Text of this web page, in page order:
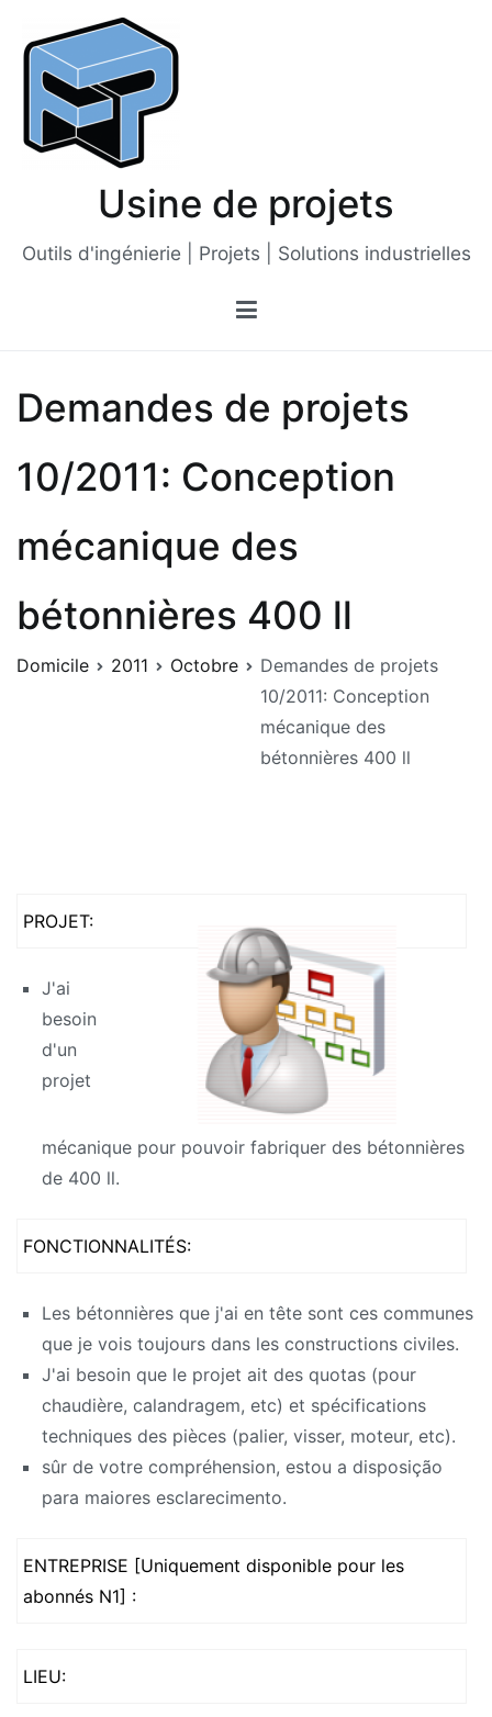
contenu
Usine de projets
Outils d'ingénierie | Projets | Solutions industrielles
Demandes de projets
10/2011: Conception
mécanique des
bétonnières 400 ll
Domicile 2011 Octobre
Demandes de projets
10/2011: Conception
mécanique des
bétonnières 400 ll
PROJET:
J'ai
besoin
d'un
projet
mécanique pour pouvoir fabriquer des bétonnières
de 400 ll.
FONCTIONNALITÉS:
Les bétonnières que j'ai en tête sont ces communes
que je vois toujours dans les constructions civiles.
J'ai besoin que le projet ait des quotas (pour
chaudière, calandragem, etc) et spécifications
techniques des pièces (palier, visser, moteur, etc).
sûr de votre compréhension,estou a disposição
para maiores esclarecimento.
ENTREPRISE [Uniquement disponible pour les
abonnés N1] :
LIEU: